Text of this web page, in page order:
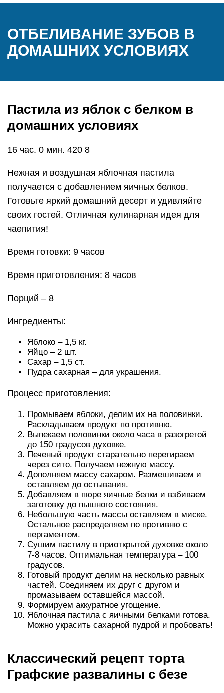
ОТБЕЛИВАНИЕ ЗУБОВ В
ДОМАШНИХ УСЛОВИЯХ
Пастила из яблок с белком в
домашних условиях
16 час. 0 мин. 420 8
Нежная и воздушная яблочная пастила
получается с добавлением яичных белков.
Готовьте яркий домашний десерт и удивляйте
своих гостей. Отличная кулинарная идея для
чаепития!
Время готовки: 9 часов
Время приготовления: 8 часов
Порций – 8
Ингредиенты:
Яблоко – 1,5 кг.
Яйцо – 2 шт.
Сахар – 1,5 ст.
Пудра сахарная – для украшения.
Процесс приготовления:
Промываем яблоки, делим их на половинки.
Раскладываем продукт по противню.
Выпекаем половинки около часа в разогретой
до 150 градусов духовке.
Печеный продукт старательно перетираем
через сито. Получаем нежную массу.
Дополняем массу сахаром. Размешиваем и
оставляем до остывания.
Добавляем в пюре яичные белки и взбиваем
заготовку до пышного состояния.
Небольшую часть массы оставляем в миске.
Остальное распределяем по противню с
пергаментом.
Сушим пастилу в приоткрытой духовке около
7-8 часов. Оптимальная температура – 100
градусов.
Готовый продукт делим на несколько равных
частей. Соединяем их друг с другом и
промазываем оставшейся массой.
Формируем аккуратное угощение.
Яблочная пастила с яичными белками готова.
Можно украсить сахарной пудрой и пробовать!
Классический рецепт торта
Графские развалины с безе